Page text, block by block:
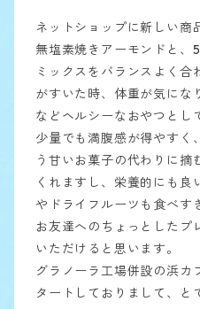
ネットショップに新しい商
無塩素焼きアーモンドと、
ミックスをバランスよく合
がすいた時、体重が気にな
などヘルシーなおやつとし
少量でも満腹感が得やすく
う甘いお菓子の代わりに摘
くれますし、栄養的にも良
やドライフルーツも食べす
お友達へのちょっとしたプ
いただけると思います。
グラノーラ工場併設の浜カ
タートしておりまして、と